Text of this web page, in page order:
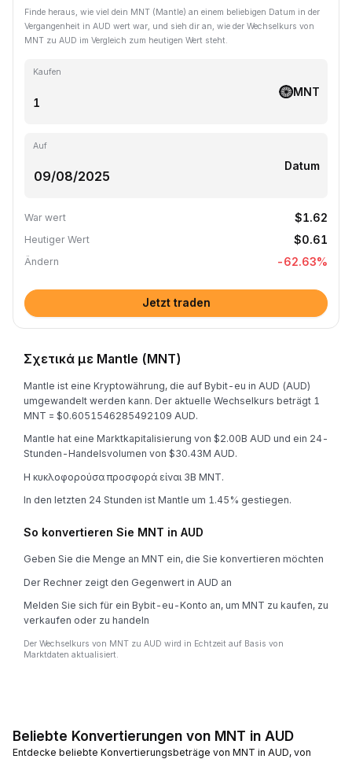
Finde heraus, wie viel dein MNT (Mantle) an einem beliebigen Datum in der
Vergangenheit in AUD wert war, und sieh dir an, wie der Wechselkurs von
MNT zu AUD im Vergleich zum heutigen Wert steht.
Kaufen
MNT
Auf
Datum
War wert $1.62
Heutiger Wert $0.61
Ändern -62.63%
Jetzt traden
Σχετικά με Mantle (MNT)
Mantle ist eine Kryptowährung, die auf Bybit-eu in AUD (AUD)
umgewandelt werden kann. Der aktuelle Wechselkurs beträgt 1
MNT = $0.6051546285492109 AUD.
Mantle hat eine Marktkapitalisierung von $2.00B AUD und ein 24-
Stunden-Handelsvolumen von $30.43M AUD.
Η κυκλοφορούσα προσφορά είναι 3B MNT.
In den letzten 24 Stunden ist Mantle um 1.45% gestiegen.
So konvertieren Sie MNT in AUD
Geben Sie die Menge an MNT ein, die Sie konvertieren möchten
Der Rechner zeigt den Gegenwert in AUD an
Melden Sie sich für ein Bybit-eu-Konto an, um MNT zu kaufen, zu
verkaufen oder zu handeln
Der Wechselkurs von MNT zu AUD wird in Echtzeit auf Basis von
Marktdaten aktualisiert.
Beliebte Konvertierungen von MNT in AUD
Entdecke beliebte Konvertierungsbeträge von MNT in AUD, von